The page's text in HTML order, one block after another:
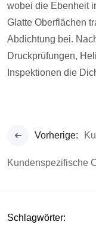
wobei die Ebenheit
Glatte Oberflächen
Abdichtung bei.
Druckprüfungen,
Inspektionen die
Vorherige:
Schlagwörter: